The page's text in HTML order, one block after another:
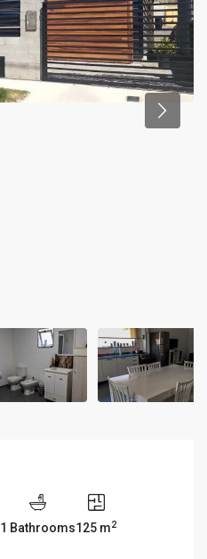
1 Bathrooms125 m2